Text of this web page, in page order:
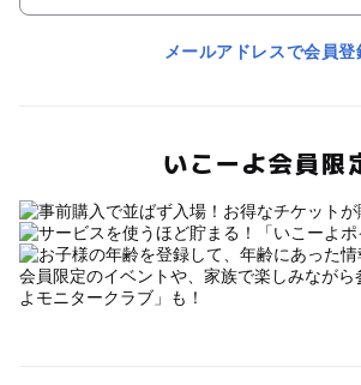
メールアドレスで会員登
いこーよ会員限
会員限定のイベントや、家族で楽しみながら
よモニタークラブ」も！